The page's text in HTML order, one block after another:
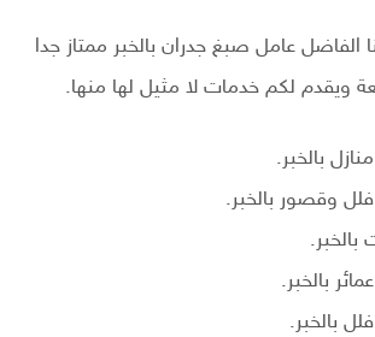
الفاضل عامل صبغ جدران بالخبر ممتاز جدا
ويقدم لكم خدمات لا مثيل لها منها.
بالخبر.
وقصور بالخبر.
بالخبر.
بالخبر.